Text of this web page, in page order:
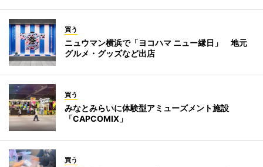
買う
ニュウマン横浜で「ヨコハマ ニュー縁日」 地元
グルメ・グッズなど出店
買う
みなとみらいに体験型アミューズメント施設
「CAPCOMIX」
買う